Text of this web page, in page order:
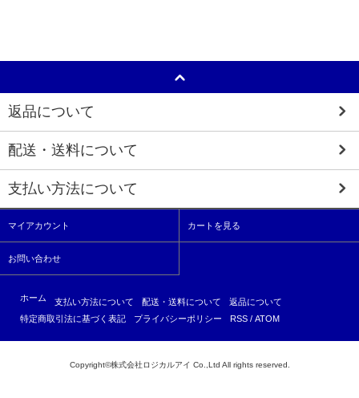
返品について
配送・送料について
支払い方法について
マイアカウント カートを見る
お問い合わせ
ホーム 支払い方法について 配送・送料について
返品について
特定商取引法に基づく表記
プライバシーポリシー RSS / ATOM
Copyright©株式会社ロジカルアイ Co.,Ltd All rights reserved.